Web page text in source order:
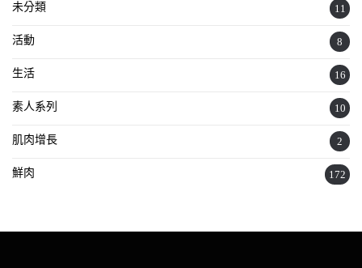
未分類 11
活動 8
生活 16
素人系列 10
肌肉增長 2
鮮肉 172